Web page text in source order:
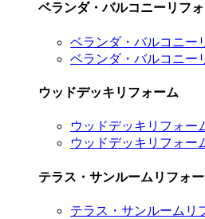
ベランダ・バルコニーリフ
ベランダ・バルコニー
ベランダ・バルコニー
ウッドデッキリフォーム
ウッドデッキリフォー
ウッドデッキリフォー
テラス・サンルームリフォ
テラス・サンルームリ